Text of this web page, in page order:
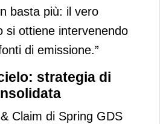
basta più: il vero
si ottiene intervenendo
di emissione.”
strategia di
Claim di Spring GDS